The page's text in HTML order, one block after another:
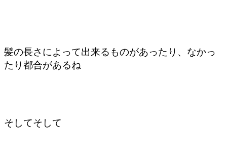
髪の長さによって出来るものがあったり、なかっ
たり都合があるね
そしてそして